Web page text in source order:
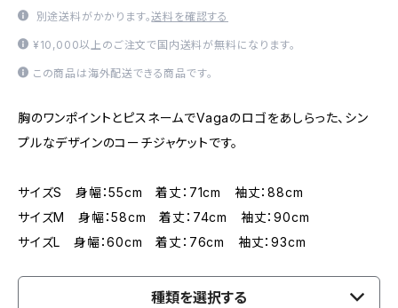
別途送料がかかります。送料を確認する
¥10,000以上のご注文で国内送料が無料になります。
この商品は海外配送できる商品です。
胸のワンポイントとピスネームでVagaのロゴをあしらった、シン
プルなデザインのコーチジャケットです。
サイズS 身幅：55cm 着丈：71cm 袖丈：88cm
サイズM 身幅：58cm 着丈：74cm 袖丈：90cm
サイズL 身幅：60cm 着丈：76cm 袖丈：93cm
種類を選択する